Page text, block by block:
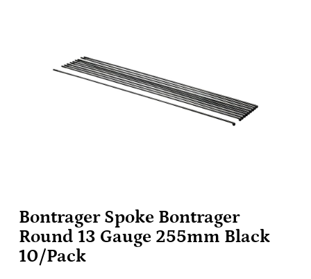
Bontrager Spoke Bontrager
Round 13 Gauge 255mm Black
10/Pack